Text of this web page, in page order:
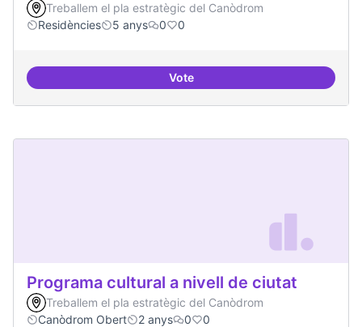
Treballem el pla estratègic del Canòdrom
Residències
5 anys 0 0
VoteCanòdrom com a espai de
Programa cultural a nivell de ciutat
Treballem el pla estratègic del Canòdrom
Canòdrom Obert
2 anys 0 0